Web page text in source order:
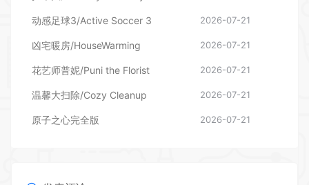
动感足球3/Active Soccer 3 2026-07-21
凶宅暖房/HouseWarming 2026-07-21
花艺师普妮/Puni the Florist 2026-07-21
温馨大扫除/Cozy Cleanup 2026-07-21
原子之心完全版 2026-07-21